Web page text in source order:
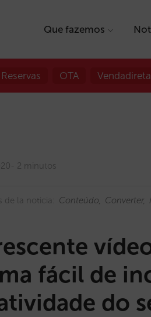
Que fazemos
Reservas OTA Vendadireta
2 minutos
de la noticia: Conteúdo Converter
fácil de
do